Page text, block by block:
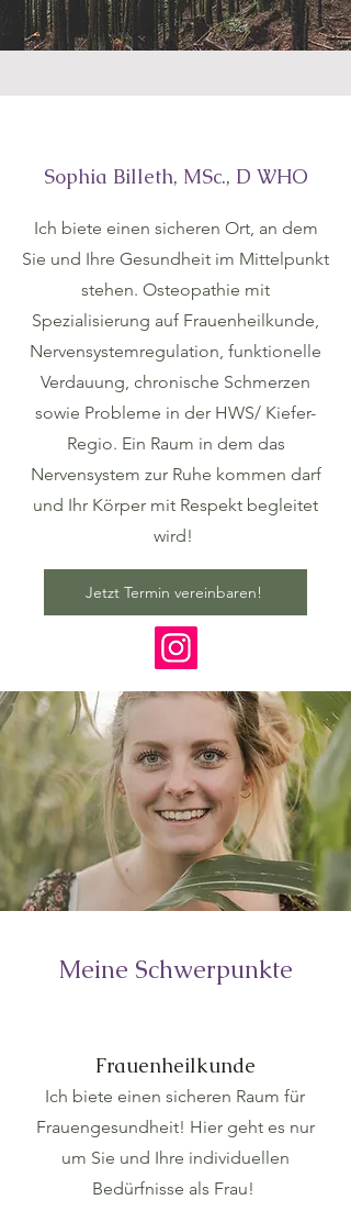
Sophia Billeth, MSc., D WHO
Ich biete einen sicheren Ort, an dem
Sie und Ihre Gesundheit im Mittelpunkt
stehen. Osteopathie mit
Spezialisierung auf Frauenheilkunde,
Nervensystemregulation, funktionelle
Verdauung, chronische Schmerzen
sowie Probleme in der HWS/ Kiefer-
Regio. Ein Raum in dem das
Nervensystem zur Ruhe kommen darf
und Ihr Körper mit Respekt begleitet
wird!
Jetzt Termin vereinbaren!
Meine Schwerpunkte
Frauenheilkunde
Ich biete einen sicheren Raum für
Frauengesundheit! Hier geht es nur
um Sie und Ihre individuellen
Bedürfnisse als Frau!